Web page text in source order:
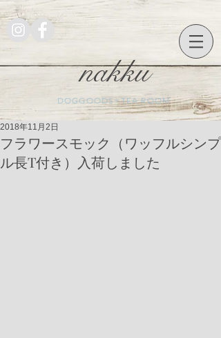
nakku
DOGGOODS+TEA ROOM
フラワースモック（ワッフルシンプ
ル長T付き）入荷しました
2018年11月2日